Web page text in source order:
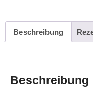
Beschreibung
Beschreibung